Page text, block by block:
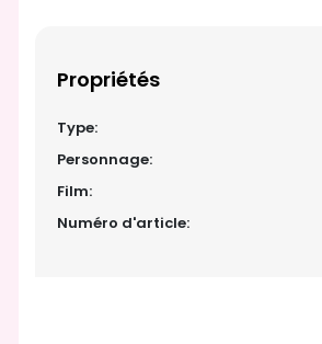
Propriétés
Type:
Personnage:
Film:
Numéro d'article: